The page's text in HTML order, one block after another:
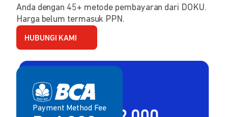
Anda dengan 45+ metode pembayaran dari DOKU.
Harga belum termasuk PPN.
HUBUNGI KAMI
Payment Method Fee
Payment Method Fee